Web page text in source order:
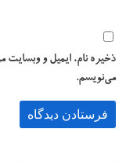
ذخیره نام، ایمیل و
می‌نویسم.